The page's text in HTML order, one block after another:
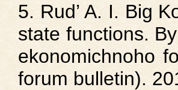
5. Rud’ A. I. Big
state functions.
ekonomichnoho
forum bulletin).